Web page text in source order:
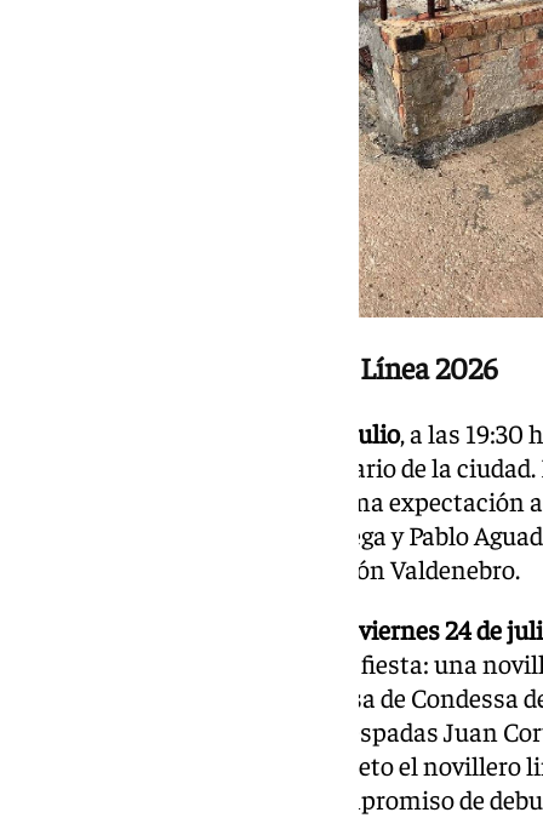
Carteles Velada y Fiestas La Línea 2026
lunes 20 de julio, a las 19:30
Extraordinaria del 156º Aniversario de la
ha rematado un cartel de máxima expectación
Morante de la Puebla, Juan Ortega y Pablo
sello ganadero de Gregorio Garzón Valdenebro.
viernes 24 de
función dedicada al futuro de la fiesta: una
lidiarán ocho novillos de la divisa de Condessa
la participación de los jóvenes espadas Juan
Candelas, completando el cuarteto el novillero
quien afrontará el exigente compromiso de